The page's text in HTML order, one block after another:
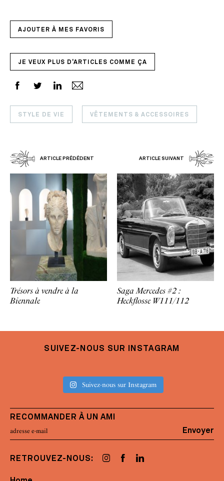
AJOUTER À MES FAVORIS
JE VEUX PLUS D'ARTICLES COMME ÇA
STYLE DE VIE VÊTEMENTS & ACCESSOIRES
ARTICLE PRÉDÉDENT ARTICLE SUIVANT
Trésors à vendre à la
Biennale
Saga Mercedes #2 :
Heckflosse W111/112
SUIVEZ-NOUS SUR INSTAGRAM
Suivez-nous sur Instagram
RECOMMANDER À UN AMI
Envoyer
RETROUVEZ-NOUS: